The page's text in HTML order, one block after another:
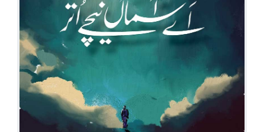
CATALOGUE
HOW
TO
PAY
CONTACT
US